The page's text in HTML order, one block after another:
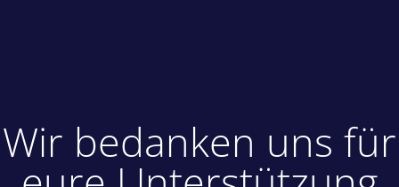
Wir bedanken uns für